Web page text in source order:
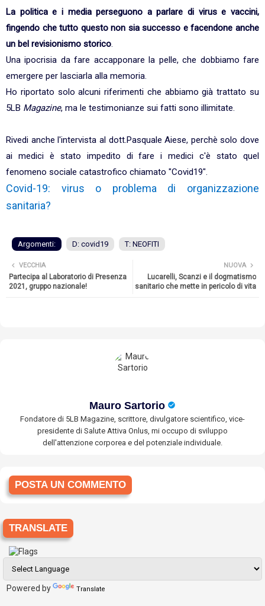
La politica e i media perseguono a parlare di virus e vaccini,
fingendo che tutto questo non sia successo e facendone anche
un bel revisionismo storico.
Una ipocrisia da fare accapponare la pelle, che dobbiamo fare
emergere per lasciarla alla memoria.
Ho riportato solo alcuni riferimenti che abbiamo già trattato su
5LB Magazine, ma le testimonianze sui fatti sono illimitate.
Rivedi anche l'intervista al dott.Pasquale Aiese, perchè solo dove
ai medici è stato impedito di fare i medici c'è stato quel
fenomeno sociale catastrofico chiamato "Covid19".
Covid-19: virus o problema di organizzazione
sanitaria?
Argomenti: D: covid19 T: NEOFITI
NUOVA
Lucarelli, Scanzi e il dogmatismo
sanitario che mette in pericolo di vita
VECCHIA
Partecipa al Laboratorio di Presenza
2021, gruppo nazionale!
Mauro Sartorio
Fondatore di 5LB Magazine, scrittore, divulgatore scientifico, vice-
presidente di Salute Attiva Onlus, mi occupo di sviluppo
dell'attenzione corporea e del potenziale individuale.
POSTA UN COMMENTO
TRANSLATE
Powered by Translate